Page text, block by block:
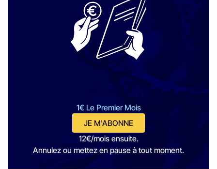
1€ Le Premier Mois
JE M'ABONNE
12€/mois ensuite.
Annulez ou mettez en pause à tout moment.